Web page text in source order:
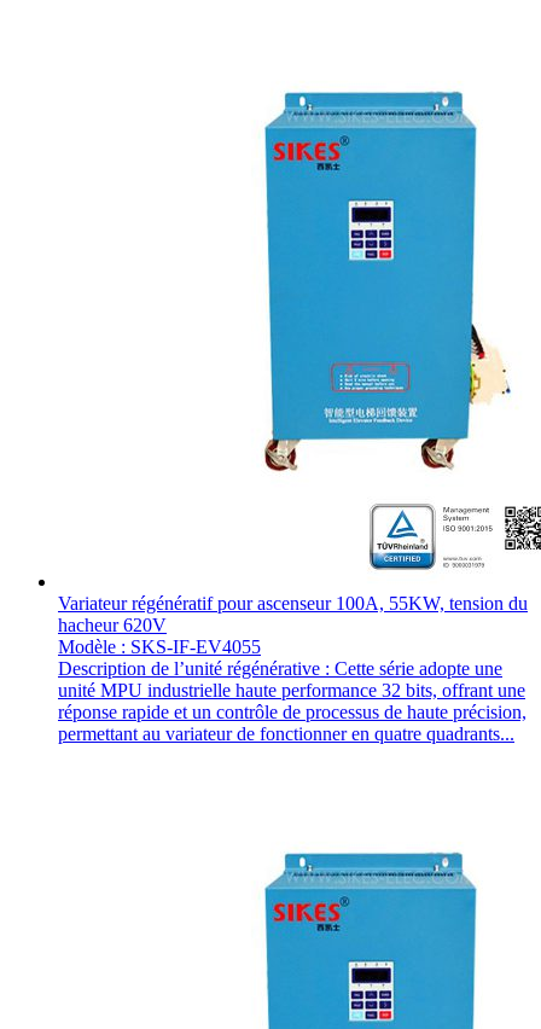
Variateur régénératif pour ascenseur 100A, 55KW, tension du
hacheur 620V
Modèle : SKS-IF-EV4055
Description de l’unité régénérative : Cette série adopte une
unité MPU industrielle haute performance 32 bits, offrant une
réponse rapide et un contrôle de processus de haute précision,
permettant au variateur de fonctionner en quatre quadrants...